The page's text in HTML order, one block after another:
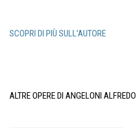
SCOPRI DI PIÙ SULL'AUTORE
ALTRE OPERE DI ANGELONI ALFREDO